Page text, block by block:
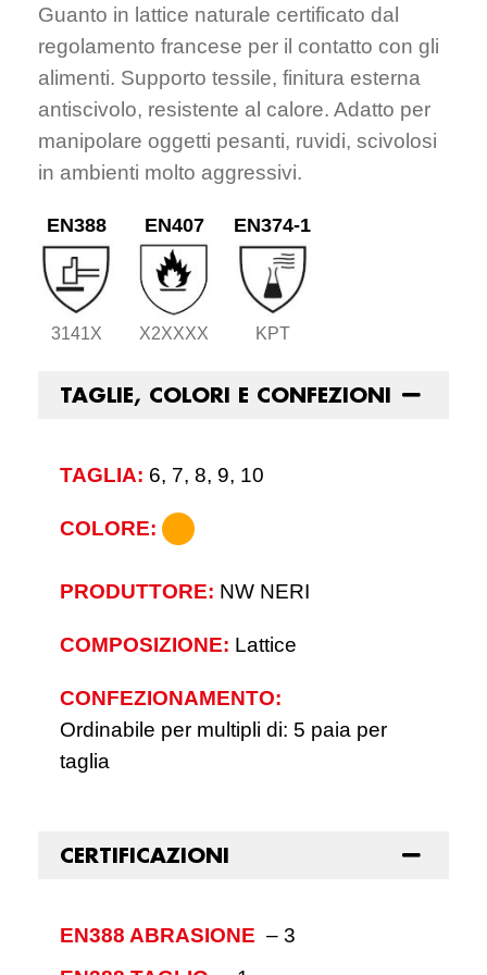
Guanto in lattice naturale certificato dal
regolamento francese per il contatto con gli
alimenti. Supporto tessile, finitura esterna
antiscivolo, resistente al calore. Adatto per
manipolare oggetti pesanti, ruvidi, scivolosi
in ambienti molto aggressivi.
EN388
3141X
EN407
X2XXXX
EN374-1
KPT
TAGLIE, COLORI E CONFEZIONI
TAGLIA: 6, 7, 8, 9, 10
COLORE:
PRODUTTORE: NW NERI
COMPOSIZIONE: Lattice
CONFEZIONAMENTO:
Ordinabile per multipli di: 5 paia per
taglia
CERTIFICAZIONI
EN388 ABRASIONE – 3